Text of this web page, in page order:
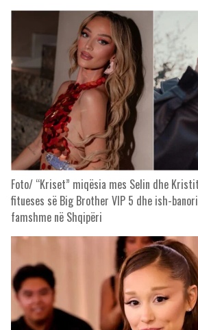
Foto/ “Kriset” miqësia mes Selin dhe
fitueses së Big Brother VIP 5 dhe ish-
famshme në Shqipëri